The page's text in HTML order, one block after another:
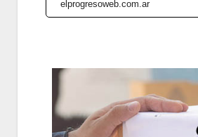
elprogresoweb.com.ar